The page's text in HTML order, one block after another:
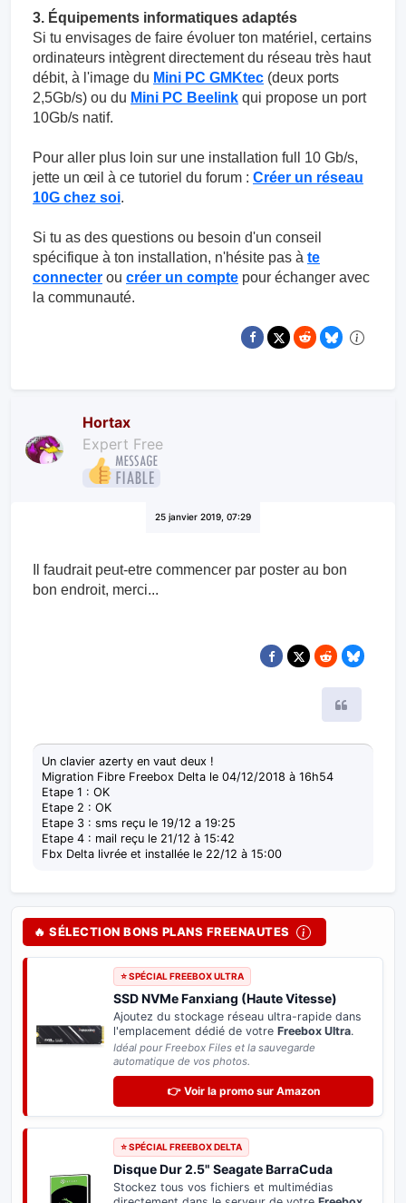
3. Équipements informatiques adaptés
Si tu envisages de faire évoluer ton matériel, certains
ordinateurs intègrent directement du réseau très haut
débit, à l'image du Mini PC GMKtec (deux ports
2,5Gb/s) ou du Mini PC Beelink qui propose un port
10Gb/s natif.
Pour aller plus loin sur une installation full 10 Gb/s,
jette un œil à ce tutoriel du forum : Créer un réseau
10G chez soi.
Si tu as des questions ou besoin d'un conseil
spécifique à ton installation, n'hésite pas à te
connecter ou créer un compte pour échanger avec
la communauté.
Hortax
Expert Free
25 janvier 2019, 07:29
Il faudrait peut-etre commencer par poster au bon
bon endroit, merci...
Un clavier azerty en vaut deux !
Migration Fibre Freebox Delta le 04/12/2018 à 16h54
Etape 1 : OK
Etape 2 : OK
Etape 3 : sms reçu le 19/12 a 19:25
Etape 4 : mail reçu le 21/12 à 15:42
Fbx Delta livrée et installée le 22/12 à 15:00
🔥 SÉLECTION BONS PLANS FREENAUTES
⭐ SPÉCIAL FREEBOX ULTRA
SSD NVMe Fanxiang (Haute Vitesse)
Ajoutez du stockage réseau ultra-rapide dans
l'emplacement dédié de votre Freebox Ultra.
Idéal pour Freebox Files et la sauvegarde
automatique de vos photos.
👉 Voir la promo sur Amazon
⭐ SPÉCIAL FREEBOX DELTA
Disque Dur 2.5" Seagate BarraCuda
Stockez tous vos fichiers et multimédias